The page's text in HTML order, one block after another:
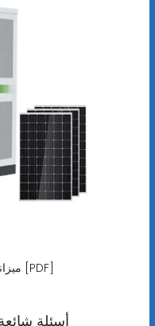
ميزانية لوحة الطاقة الشمسية على السطح [PDF]